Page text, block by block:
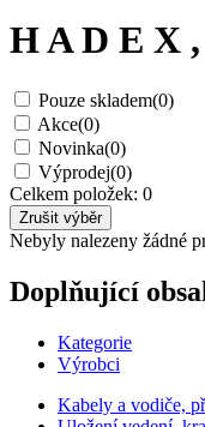
H A D E X
Pouze skladem(0)
Akce(0)
Novinka(0)
Výprodej(0)
Celkem položek: 0
Nebyly nalezeny žádné
Doplňující
Kategorie
Výrobci
Kabely a vodiče,